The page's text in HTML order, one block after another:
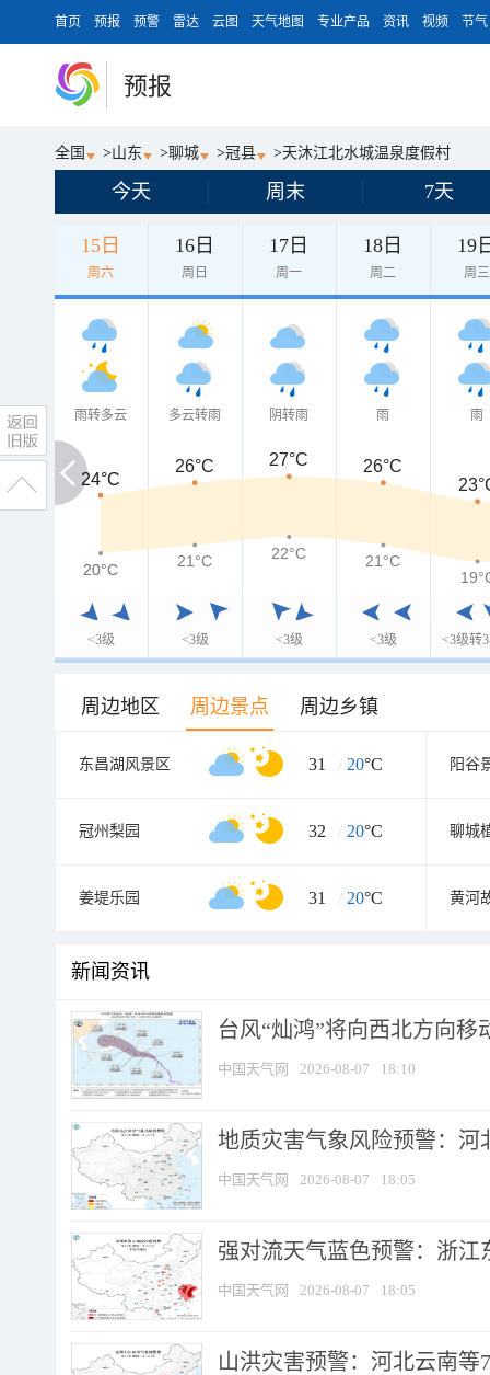
首页 预报 预警 雷达 云图 天气地图 专业产品 资讯 视频 节气
预报
全国 >山东 >聊城 >冠县 >天沐江北水城温泉度假村
今天 周末 7天
15日
周六
16日
周日
17日
周一
18日
周二
19
周三
雨转多云
<3级
多云转雨
<3级
阴转雨
<3级
雨
<3级
雨
<3级转
24°C
24°C
26°C 27°C
26°C
20°C
20°C 21°C 22°C
21°C
周边地区 周边景点 周边乡镇
东昌湖风景区 31 / 20°C 阳谷
冠州梨园 32 / 20°C 聊城
姜堤乐园 31 / 20°C
新闻资讯
台风“灿鸿”将向西北方向移
中国天气网 2026-08-07 18:10
地质灾害气象风险预警：河
中国天气网 2026-08-07 18:05
强对流天气蓝色预警：浙江
中国天气网 2026-08-07 18:05
山洪灾害预警：河北云南